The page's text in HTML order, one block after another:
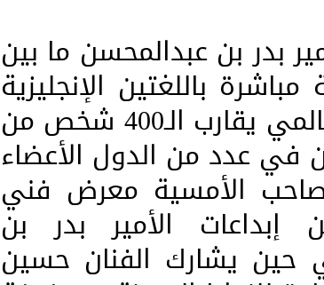
بدر بن عبدالمحسن ما بين
مباشرة باللغتين الإنجليزية
والفرنسية، وسط حضور عالمي يقارب الـ400 شخص من
في عدد من الدول الأعضاء
الأمسية معرض فني
الأمير بدر بن
حين يشارك الفنان حسين